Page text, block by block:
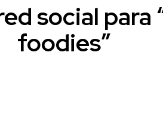
social para
foodies”